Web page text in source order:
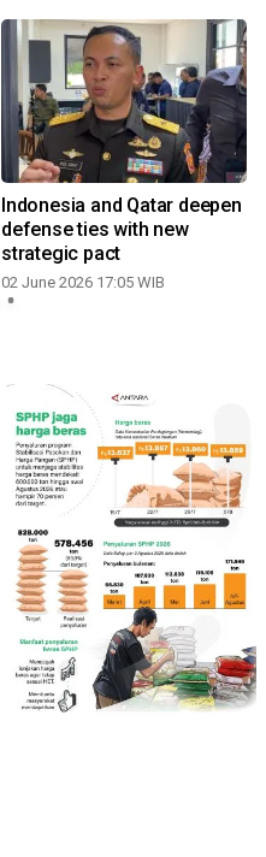
Indonesia and Qatar deepen
defense ties with new
strategic pact
02 June 2026 17:05 WIB